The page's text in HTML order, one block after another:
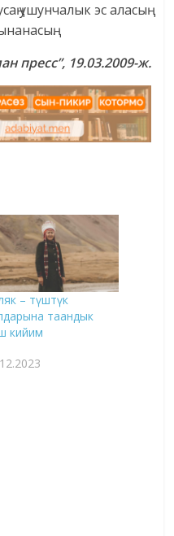
ушунчалык эс аласың
пресс”, 19.03.2009-ж.
– түштүк
таандык
кийим